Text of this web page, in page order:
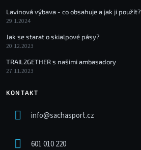
Lavinová výbava - co obsahuje a jak ji použít?
29.1.2024
Jak se starat o skialpové pásy?
20.12.2023
TRAIL2GETHER s našimi ambasadory
27.11.2023
KONTAKT
info@sachasport.cz
601 010 220